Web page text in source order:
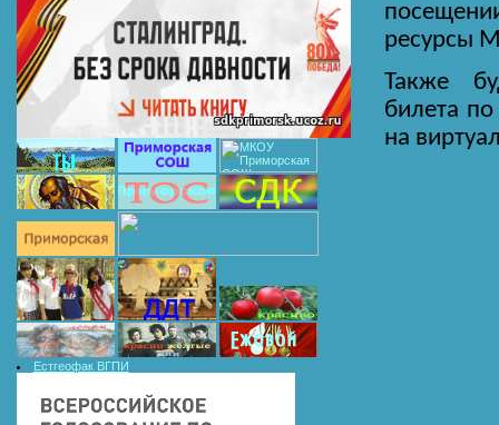
Естгеофак ВГПИ
ресурсы
Также
билета
на